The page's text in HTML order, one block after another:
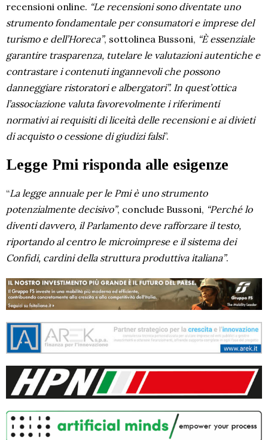
recensioni online. “Le recensioni sono diventate uno
strumento fondamentale per consumatori e imprese del
turismo e dell’Horeca”, sottolinea Bussoni, “È essenziale
garantire trasparenza, tutelare le valutazioni autentiche e
contrastare i contenuti ingannevoli che possono
danneggiare ristoratori e albergatori”. In quest’ottica
l’associazione valuta favorevolmente i riferimenti
normativi ai requisiti di liceità delle recensioni e ai divieti
di acquisto o cessione di giudizi falsi”.
Legge Pmi risponda alle esigenze
“La legge annuale per le Pmi è uno strumento
potenzialmente decisivo”, conclude Bussoni, “Perché lo
diventi davvero, il Parlamento deve rafforzare il testo,
riportando al centro le microimprese e il sistema dei
Confidi, cardini della struttura produttiva italiana”.